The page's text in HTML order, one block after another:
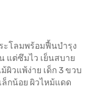
ะโลมพร้อมฟื้นบำรุง
แต่ซึมไว เย็นสบาย
วแพ้ง่าย เด็ก 3 ขวบ
กน้อย ผิวไหม้แดด